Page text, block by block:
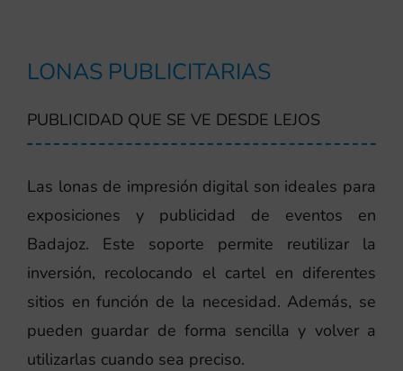
LONAS PUBLICITARIAS
PUBLICIDAD QUE SE VE DESDE LEJOS
Las lonas de impresión digital son ideales para
exposiciones y publicidad de eventos en
Badajoz. Este soporte permite reutilizar la
inversión, recolocando el cartel en diferentes
sitios en función de la necesidad. Además, se
pueden guardar de forma sencilla y volver a
utilizarlas cuando sea preciso.